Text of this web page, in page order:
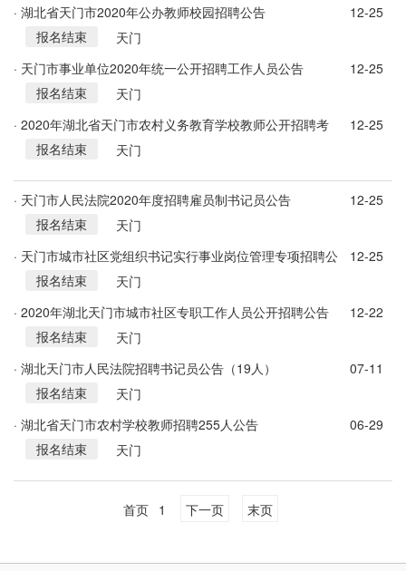
· 湖北省天门市2020年公办教师校园招聘公告
12-25
报名结束
天门
· 天门市事业单位2020年统一公开招聘工作人员公告
12-25
报名结束
天门
· 2020年湖北省天门市农村义务教育学校教师公开招聘考
试公告
12-25
报名结束
天门
· 天门市人民法院2020年度招聘雇员制书记员公告
12-25
报名结束
天门
· 天门市城市社区党组织书记实行事业岗位管理专项招聘公
12-25
报名结束
天门
· 2020年湖北天门市城市社区专职工作人员公开招聘公告
12-22
报名结束
天门
· 湖北天门市人民法院招聘书记员公告（19人）
07-11
报名结束
天门
· 湖北省天门市农村学校教师招聘255人公告
06-29
报名结束
天门
首页 1 下一页 末页